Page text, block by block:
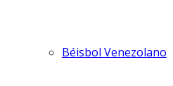
Béisbol Venezolano